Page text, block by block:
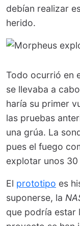
debían realizar
herido.
Todo ocurrió en
se llevaba a
haría su primer
las pruebas
una grúa. La
pues el fuego
explotar unos
El prototipo es
suponerse, la
que podría estar